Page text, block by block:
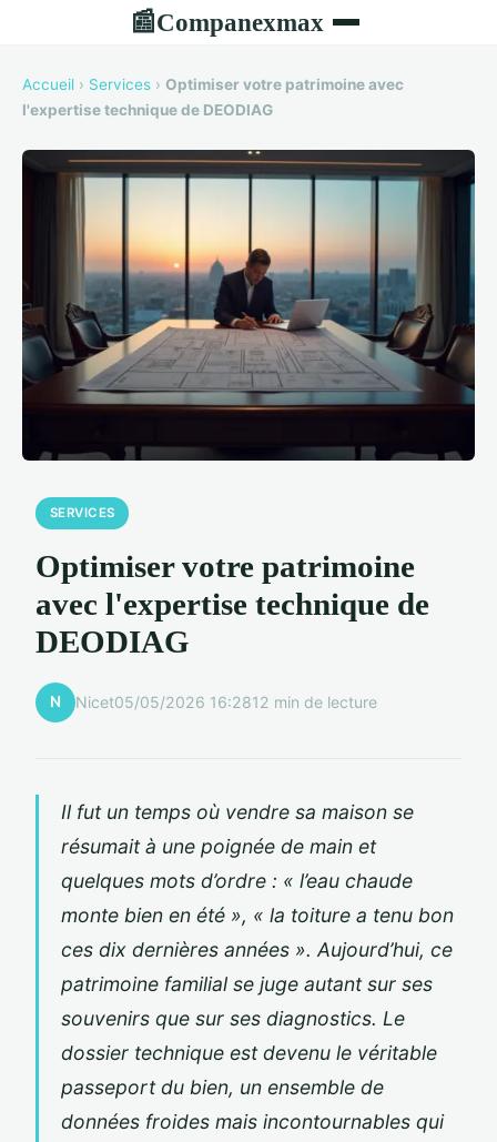
📰Companexmax
Accueil › Services › Optimiser votre patrimoine avec
l'expertise technique de DEODIAG
SERVICES
Optimiser votre patrimoine
avec l'expertise technique de
DEODIAG
N Nicet05/05/2026 16:2812 min de lecture
Il fut un temps où vendre sa maison se
résumait à une poignée de main et
quelques mots d’ordre : « l’eau chaude
monte bien en été », « la toiture a tenu bon
ces dix dernières années ». Aujourd’hui, ce
patrimoine familial se juge autant sur ses
souvenirs que sur ses diagnostics. Le
dossier technique est devenu le véritable
passeport du bien, un ensemble de
données froides mais incontournables qui